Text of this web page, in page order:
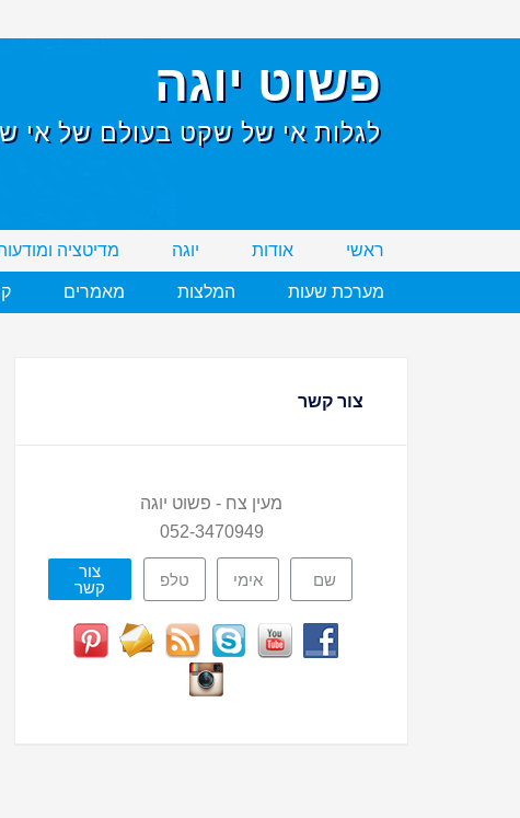
פשוט יוגה
לגלות אי של שקט בעולם של אי
ראשי אודות יוגה מדיטציה
מערכת שעות המלצות מאמרים
צור קשר
מעין צח - פשוט יוגה
052-3470949
צור
קשר